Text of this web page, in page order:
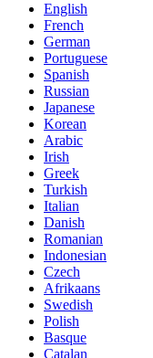
English
French
German
Portuguese
Spanish
Russian
Japanese
Korean
Arabic
Irish
Greek
Turkish
Italian
Danish
Romanian
Indonesian
Czech
Afrikaans
Swedish
Polish
Basque
Catalan